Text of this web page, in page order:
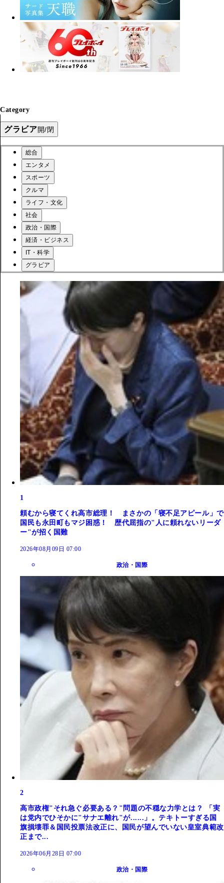
Category
グラビア開/閉
総合
エンタメ
スポーツ
クルマ
ライフ・文化
社会
政治・国際
経済・ビジネス
IT・科学
グラビア
1
頼むから寝てくれ高市総理！ まさかの「寝不足アピール」で
国民も永田町もマジ困惑！ 歴代屈指の"人に頼れないリーダ
ー"が招く国難
2026年08月09日 07:00
政治・国際
2
高市政権"それ急ぐ必要ある？"問題の不穏な力学とは？ 「実
は党内でひそかに"サナエ離れ"が......」。テキトーすぎる国
旗損壊罪＆国民投票法改正に、国民が望んでいない皇室典範改
正まで...
2026年06月28日 07:00
政治・国際